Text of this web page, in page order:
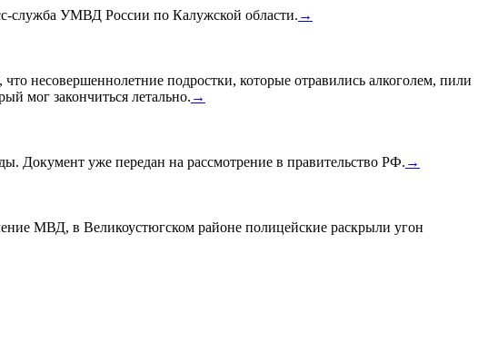
служба УМВД России по Калужской области. →
несовершеннолетние подростки, которые отравились алкоголем, пили
мог закончиться летально. →
Документ уже передан на рассмотрение в правительство РФ. →
МВД, в Великоустюгском районе полицейские раскрыли угон